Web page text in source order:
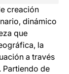
creación
dinámico
que
la
a través
Partiendo de